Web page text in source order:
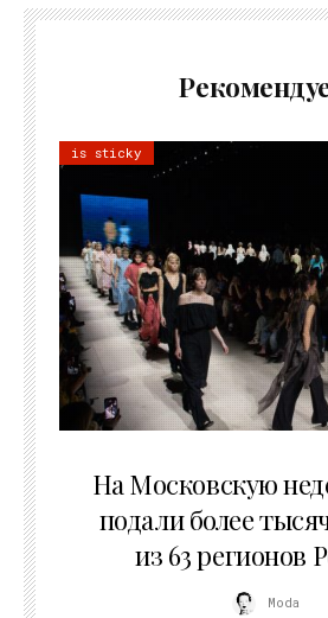
is sticky
На Московскую
подали более
из 63 регионов
Moda